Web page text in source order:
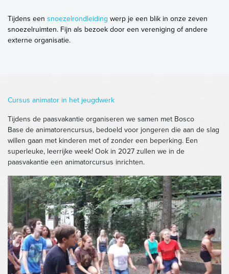
Tijdens een snoezelrondleiding werp je een blik in onze zeven
snoezelruimten. Fijn als bezoek door een vereniging of andere
externe organisatie.
Cursus animator in het jeugdwerk
Tijdens de paasvakantie organiseren we samen met Bosco
Base de animatorencursus, bedoeld voor jongeren die aan de slag
willen gaan met kinderen met of zonder een beperking. Een
superleuke, leerrijke week! Ook in 2027 zullen we in de
paasvakantie een animatorcursus inrichten.